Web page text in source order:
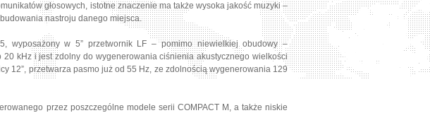
głosowych, istotne znaczenie ma także wysoka jakość muzyki –
nastroju danego miejsca.
wyposażony w 5” przetwornik LF – pomimo niewielkiej obudowy –
kHz i jest zdolny do wygenerowania ciśnienia akustycznego wielkości
12”, przetwarza pasmo już od 55 Hz, ze zdolnością wygenerowania 129
przez poszczególne modele serii COMPACT M, a także niskie